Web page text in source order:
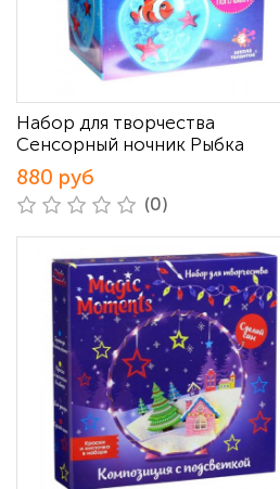
Набор для творчества
Сенсорный ночник Рыбка
880 руб
(0)